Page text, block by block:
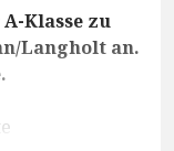
Klasse zu
Langholt an.